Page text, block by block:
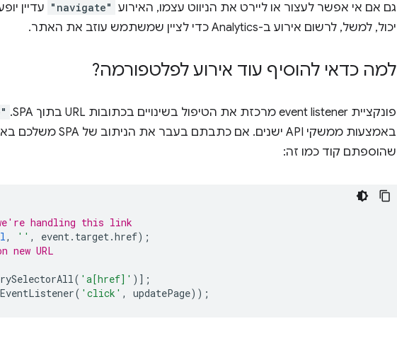
גם אם אי אפשר לעצור או ליירט את הניווט עצמו, האירוע "navigate" עדיין
יכול, למשל, לרשום אירוע ב-Analytics כדי לציין שמשתמש עוזב את האתר.
למה כדאי להוסיף עוד אירוע לפלטפורמה?
פונקציית event listener מרכזת את הטיפול בשינויים בכתובות URL בתוך SPA.
שהוספתם קוד כמו זה:
handling this link
, '' , event. target.href);
new URL
( 'a[href]' )];
( 'click' , updatePage));